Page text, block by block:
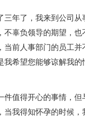
三年了，我来到公司
辜负领导的期望，
前人事部门的员工
希望您能够谅解我
件值得开心的事情，
我得知怀孕的时候